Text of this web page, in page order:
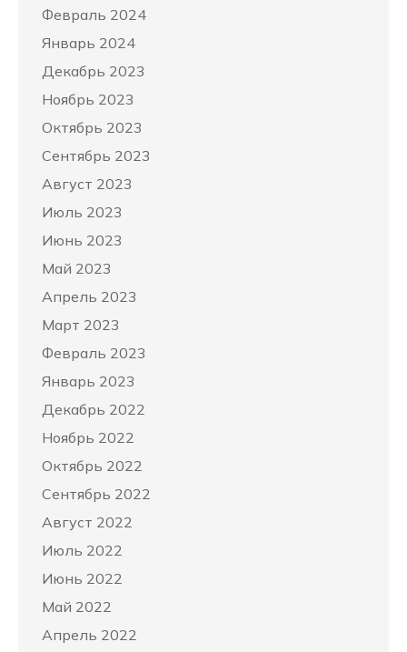
Февраль 2024
Январь 2024
Декабрь 2023
Ноябрь 2023
Октябрь 2023
Сентябрь 2023
Август 2023
Июль 2023
Июнь 2023
Май 2023
Апрель 2023
Март 2023
Февраль 2023
Январь 2023
Декабрь 2022
Ноябрь 2022
Октябрь 2022
Сентябрь 2022
Август 2022
Июль 2022
Июнь 2022
Май 2022
Апрель 2022